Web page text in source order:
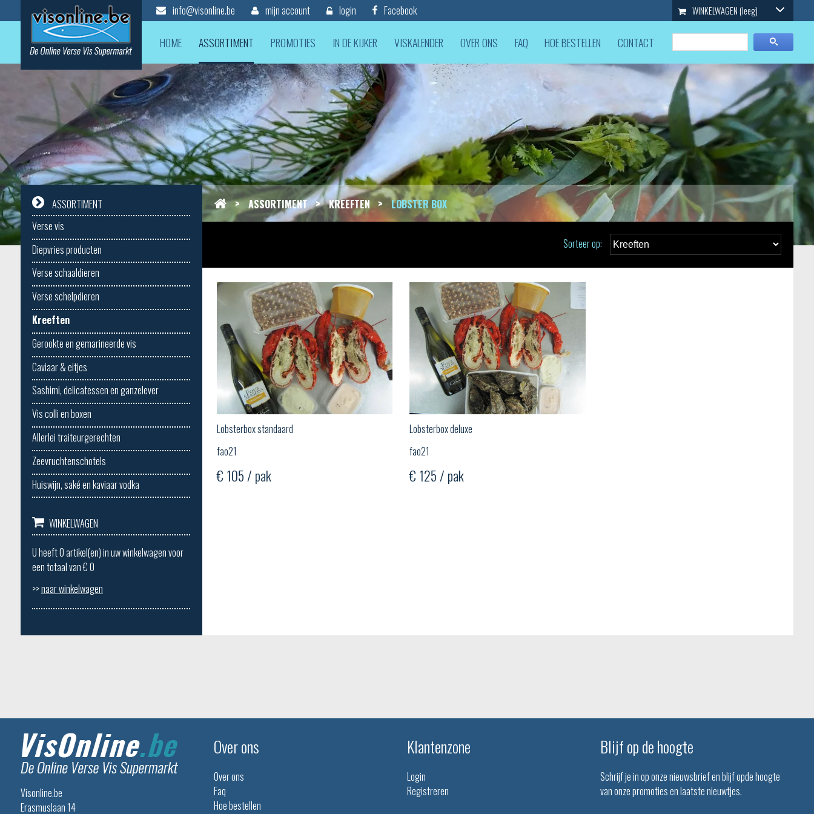
info@visonline.be mijn account login Facebook WINKELWAGEN(leeg)
HOME ASSORTIMENT PROMOTIES IN DE KIJKER VISKALENDER OVER ONS FAQ HOE BESTELLEN CONTACT
ASSORTIMENT
Verse vis
Diepvries producten
Verse schaaldieren
Verse schelpdieren
Kreeften
Gerookte en gemarineerde vis
Caviaar & eitjes
Sashimi, delicatessen en ganzelever
Vis colli en boxen
Allerlei traiteurgerechten
Zeevruchtenschotels
Huiswijn, saké en kaviaar vodka
WINKELWAGEN
U heeft0artikel(en) in uw winkelwagen voor
een totaal van €0
>>naar winkelwagen
> ASSORTIMENT > KREEFTEN > LOBSTER BOX
Sorteer op:
Lobsterbox standaard
fao21
€ 105 / pak
Lobsterbox deluxe
fao21
€ 125 / pak
Visonline.be
Erasmuslaan 14
Over ons
Over ons
Faq
Hoe bestellen
Klantenzone
Login
Registreren
Blijf op de hoogte
Schrijf je in op onze nieuwsbrief en blijf opde hoogte
van onze promoties en laatste nieuwtjes.